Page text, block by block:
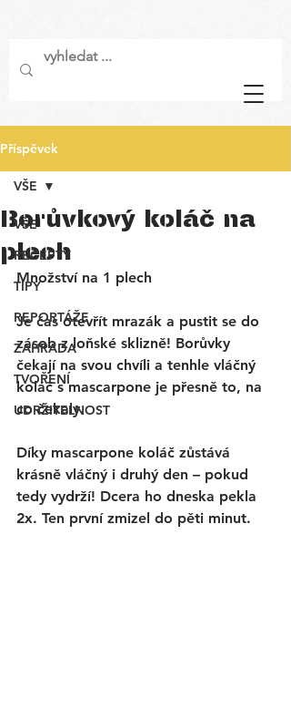
Příspěvek
VŠE
RECEPTY
TIPY
REPORTÁŽE
ZAHRADA
TVOŘENÍ
UDRŽITELNOST
VŠE
Borůvkový koláč na
plech
Množství na 1 plech
Je čas otevřít mrazák a pustit se do
zásob z loňské sklizně! Borůvky
čekají na svou chvíli a tenhle vláčný
koláč s mascarpone je přesně to, na
co čekaly.
Díky mascarpone koláč zůstává
krásně vláčný i druhý den – pokud
tedy vydrží! Dcera ho dneska pekla
2x. Ten první zmizel do pěti minut.